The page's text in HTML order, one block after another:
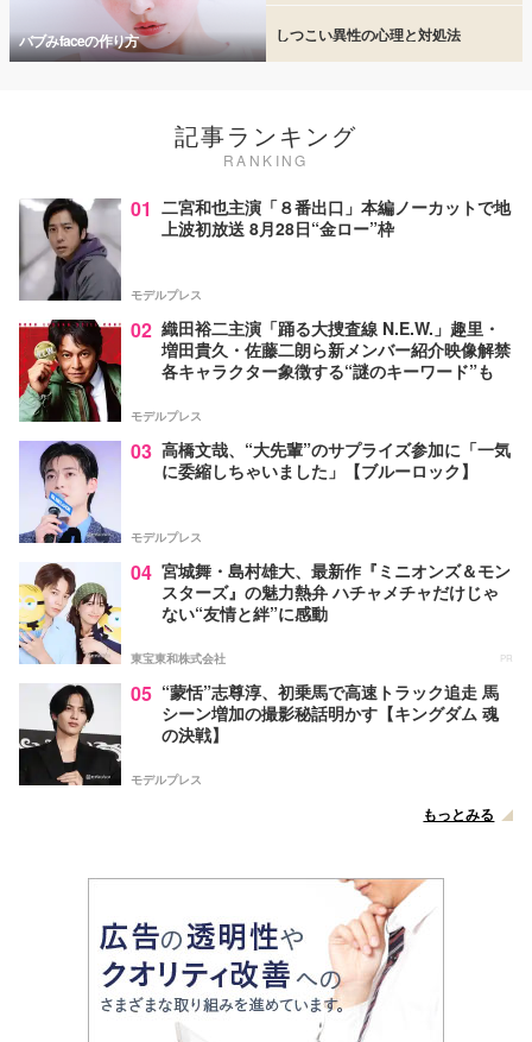
バブみfaceの作り方 しつこい異性の心理と対処法
記事ランキング
RANKING
01 二宮和也主演「８番出口」本編ノーカットで地
上波初放送 8月28日“金ロー”枠
モデルプレス
02 織田裕二主演「踊る大捜査線 N.E.W.」趣里・
増田貴久・佐藤二朗ら新メンバー紹介映像解禁
各キャラクター象徴する“謎のキーワード”も
モデルプレス
03 高橋文哉、“大先輩”のサプライズ参加に「一気
に委縮しちゃいました」【ブルーロック】
モデルプレス
04 宮城舞・島村雄大、最新作『ミニオンズ＆モン
スターズ』の魅力熱弁 ハチャメチャだけじゃ
ない“友情と絆”に感動
東宝東和株式会社 PR
05 “蒙恬”志尊淳、初乗馬で高速トラック追走 馬
シーン増加の撮影秘話明かす【キングダム 魂
の決戦】
モデルプレス
もっとみる